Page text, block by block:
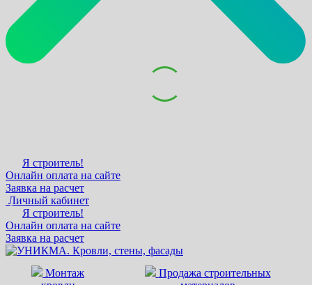
Я строитель!
Онлайн оплата на сайте
Заявка на расчет
Личный кабинет
Я строитель!
Онлайн оплата на сайте
Заявка на расчет
Монтаж
Продажа строительных